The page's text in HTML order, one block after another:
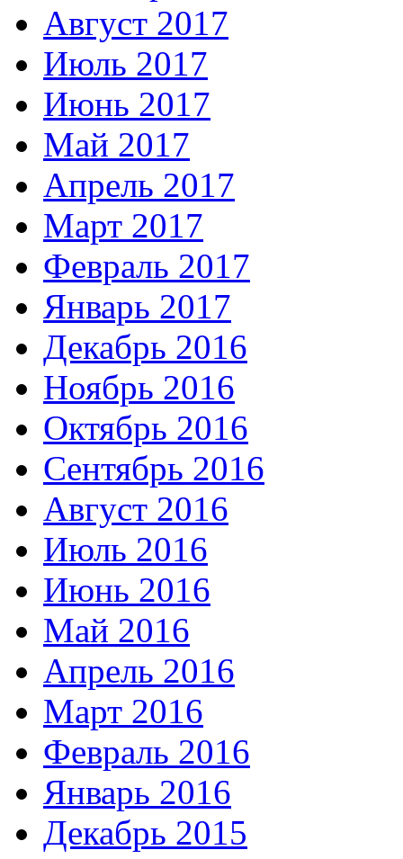
Август 2017
Июль 2017
Июнь 2017
Май 2017
Апрель 2017
Март 2017
Февраль 2017
Январь 2017
Декабрь 2016
Ноябрь 2016
Октябрь 2016
Сентябрь 2016
Август 2016
Июль 2016
Июнь 2016
Май 2016
Апрель 2016
Март 2016
Февраль 2016
Январь 2016
Декабрь 2015